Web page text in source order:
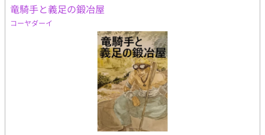
竜騎手と義足の鍛冶屋
コーヤダーイ